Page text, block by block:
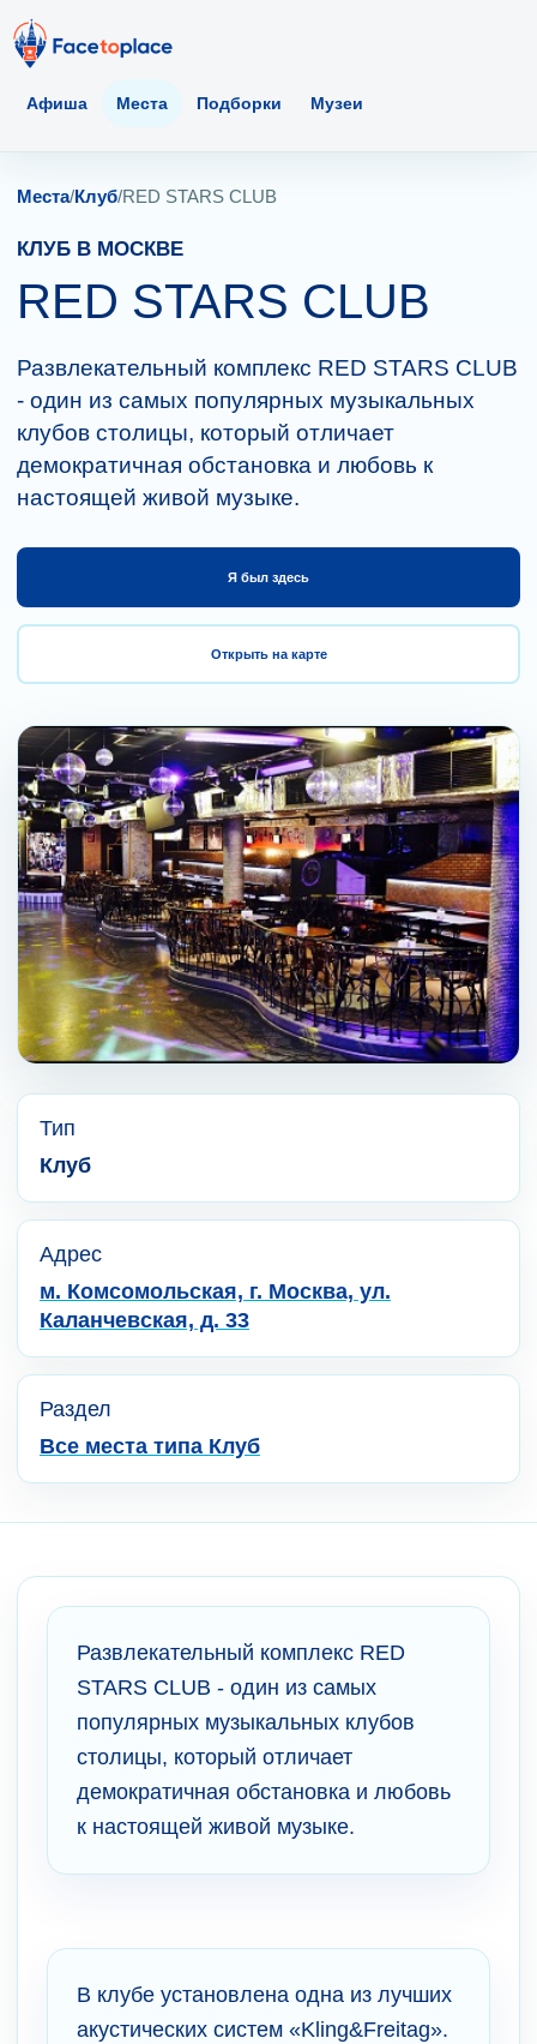
Афиша Места Подборки Музеи
Места/Клуб/RED STARS CLUB
КЛУБ В МОСКВЕ
RED STARS CLUB
Развлекательный комплекс RED STARS CLUB
- один из самых популярных музыкальных
клубов столицы, который отличает
демократичная обстановка и любовь к
настоящей живой музыке.
Я был здесь
Открыть на карте
Тип
Клуб
Адрес
м. Комсомольская, г. Москва, ул.
Каланчевская, д. 33
Раздел
Все места типа Клуб
Развлекательный комплекс RED
STARS CLUB - один из самых
популярных музыкальных клубов
столицы, который отличает
демократичная обстановка и любовь
к настоящей живой музыке.
В клубе установлена одна из лучших
акустических систем «Kling&Freitag».